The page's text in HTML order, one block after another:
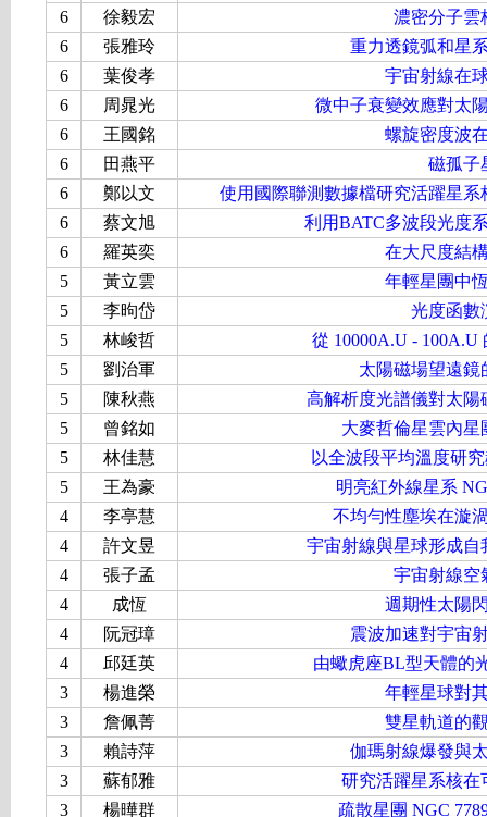
6
徐毅宏
濃密分子雲
6
張雅玲
重力透鏡弧和星
6
葉俊孝
宇宙射線在
6
周晁光
微中子衰變效應對太
6
王國銘
螺旋密度波
6
田燕平
磁孤子
6
鄭以文
使用國際聯測數據檔研究活躍星
6
蔡文旭
利用BATC多波段光度
6
羅英奕
在大尺度結
5
黃立雲
年輕星團中
5
李昫岱
光度函數
5
林峻哲
從 10000A.U -
5
劉治軍
太陽磁場望遠鏡
5
陳秋燕
高解析度光譜儀對太
5
曾銘如
大麥哲倫星雲內
5
林佳慧
以全波段平均溫度研
5
王為豪
明亮紅外線星系
4
李亭慧
不均勻性塵埃在漩
4
許文昱
宇宙射線與星球形成
4
張子孟
宇宙射線空
4
成恆
週期性太陽
4
阮冠璋
震波加速對宇宙
4
邱廷英
由蠍虎座BL型天體的
3
楊進榮
年輕星球對
3
詹佩菁
雙星軌道的
3
賴詩萍
伽瑪射線爆發與
3
蘇郁雅
研究活躍星系核在
3
楊曄群
疏散星團 NGC